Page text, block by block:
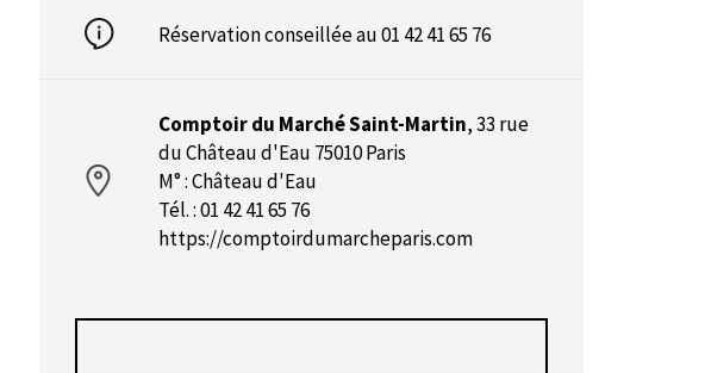
Réservation conseilléeau 01 42 41 65 76
Comptoir du Marché Saint-Martin,33 rue
du Château d'Eau 75010 Paris
M° : Château d'Eau
Tél. : 01 42 41 65 76
https://comptoirdumarcheparis.com